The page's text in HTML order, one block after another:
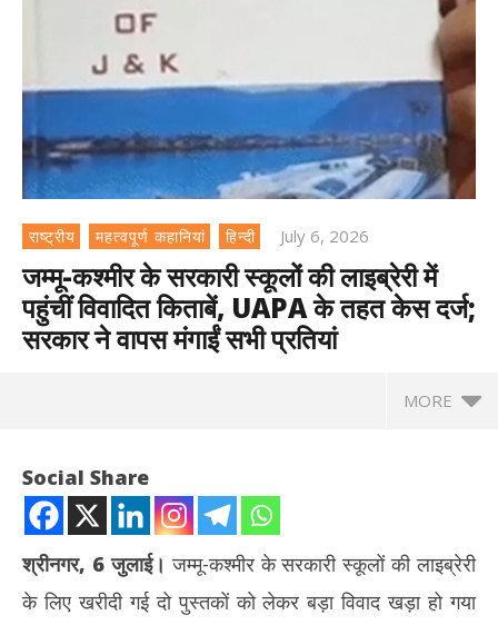
राष्ट्रीय महत्वपूर्ण कहानियां हिन्दी July 6, 2026
जम्मू-कश्मीर के सरकारी स्कूलों की लाइब्रेरी में
पहुंचीं विवादित किताबें, UAPA के तहत केस दर्ज;
सरकार ने वापस मंगाईं सभी प्रतियां
MORE
Social Share
श्रीनगर, 6 जुलाई। जम्मू-कश्मीर के सरकारी स्कूलों की लाइब्रेरी
के लिए खरीदी गई दो पुस्तकों को लेकर बड़ा विवाद खड़ा हो गया